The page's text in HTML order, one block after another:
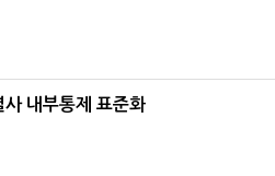
내부통제 표준화